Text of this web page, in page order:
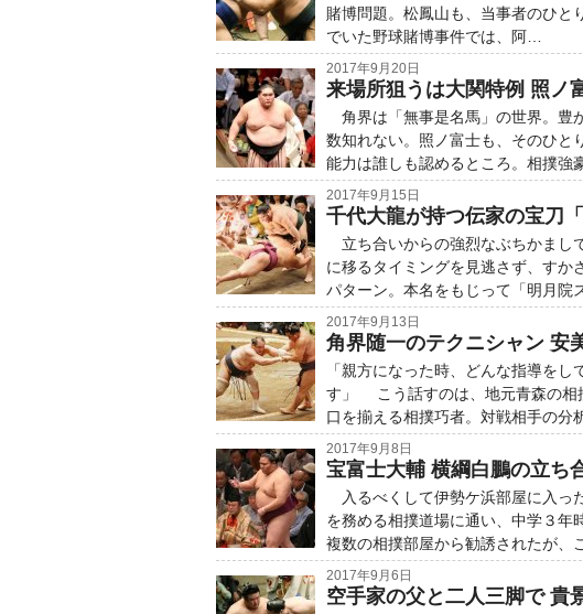
賭博問題。松鳳山も、当事者のひ
でいた野球賭博事件では、阿…
2017年9月20日
来場所狙うは大関特例 照ノ
角界は「無事是名馬」の世界。豊
数知れない。照ノ富士も、そのひ
能力は誰しも認めるところ。相撲強
2017年9月15日
千代大龍が持つ伝家の宝刀
立ち合いからの強烈なぶちかまし
に移るタイミングを見逃さず、す
パターン。本名をもじって「明月院
2017年9月13日
角界随一のテクニシャン 安
「親方になった時、どんな指導を
す」 こう話すのは、地元青森の相
口を揃える相撲巧者。対戦相手の分
2017年9月8日
宝富士大輔 横綱白鵬の立ち
入るべくして伊勢ケ浜部屋に入
を務める相撲道場に通い、中学３年
複数の相撲部屋から勧誘されたが、
2017年9月6日
空手家の父と二人三脚で 貴